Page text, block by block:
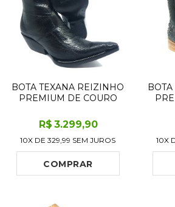
BOTA TEXANA REIZINHO
PREMIUM DE COURO
NAPA PRETA COM
CABEÇA LIMITED
EDITION - CANO CURTO,
BICO FINO - SOLADO DE
COURO ARTESANAL
R$ 3.299,90
10X DE329,99 SEM JUROS
COMPRAR
10X